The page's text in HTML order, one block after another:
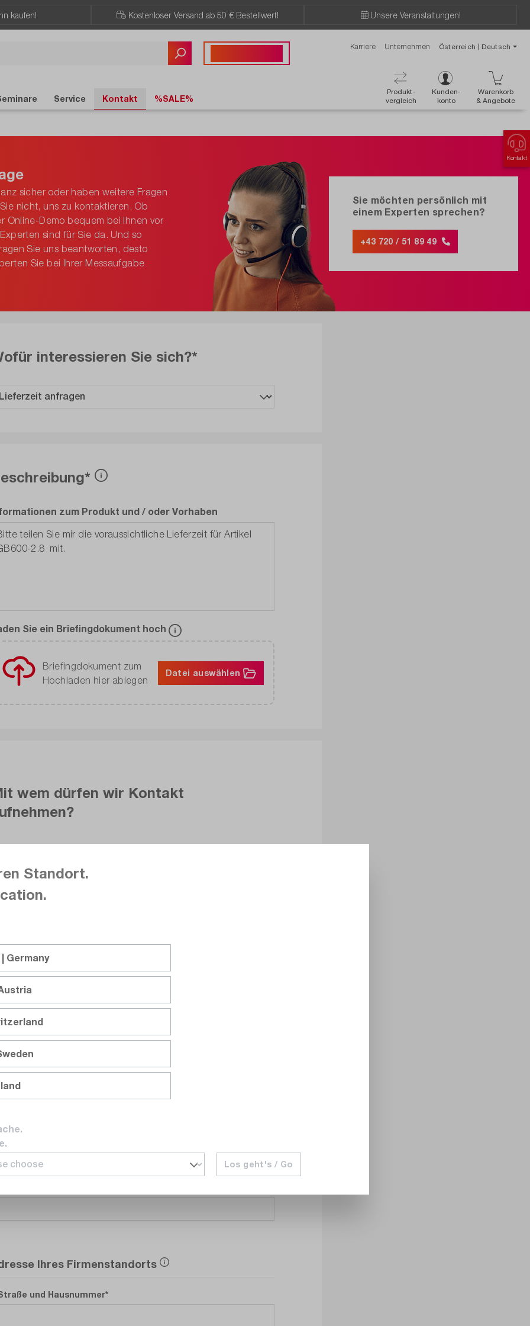
kaufen! Kostenloser Versand ab 50 € Bestellwert! Unsere Veranstaltungen!
Karriere Unternehmen Österreich | Deutsch
Produkt-
vergleich
Kunden-
konto
Warenkorb
& Angebote
Service Kontakt %SALE%
Kontakt
sicher oder haben weitere Fragen
nicht, uns zu kontaktieren. Ob
Online-Demo bequem bei Ihnen vor
sind für Sie da. Und so
Sie uns beantworten, desto
Sie bei Ihrer Messaufgabe
Sie möchten persönlich mit
einem Experten sprechen?
+43 720 / 51 89 49
interessieren Sie sich?*
zum Produkt und / oder Vorhaben
Sie ein Briefingdokument hoch
Briefingdokument zum
Hochladen hier ablegen
Datei auswählen
wem dürfen wir Kontakt
Titel
Mail
Ihres Firmenstandorts
und Hausnummer
Standort.
Germany
Los geht's / Go